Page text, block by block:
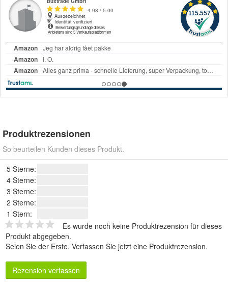
Produktrezensionen
So beurteilen Kunden dieses Produkt.
5 Sterne:
4 Sterne:
3 Sterne:
2 Sterne:
1 Stern:
Es wurde noch keine Produktrezension für dieses
Produkt abgegeben.
Seien Sie der Erste. Verfassen Sie jetzt eine Produktrezension.
Rezension verfassen